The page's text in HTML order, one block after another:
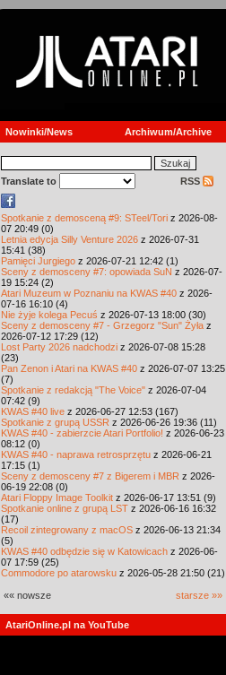
Nowinki/News Archiwum/Archive
Translate to RSS
Spotkanie z demosceną #9: STeel/Tori z 2026-08-
07 20:49 (0)
Letnia edycja Silly Venture 2026 z 2026-07-31
15:41 (38)
Pamięci Jurgiego z 2026-07-21 12:42 (1)
Sceny z demosceny #7: opowiada SuN z 2026-07-
19 15:24 (2)
Atari Muzeum w Poznaniu na KWAS #40 z 2026-
07-16 16:10 (4)
Nie żyje kolega Pecuś z 2026-07-13 18:00 (30)
Sceny z demosceny #7 - Grzegorz "Sun" Żyła z
2026-07-12 17:29 (12)
Lost Party 2026 nadchodzi z 2026-07-08 15:28
(23)
Pan Zenon i Atari na KWAS #40 z 2026-07-07 13:25
(7)
Spotkanie z redakcją "The Voice" z 2026-07-04
07:42 (9)
KWAS #40 live z 2026-06-27 12:53 (167)
Spotkanie z grupą USSR z 2026-06-26 19:36 (11)
KWAS #40 - zabierzcie Atari Portfolio! z 2026-06-23
08:12 (0)
KWAS #40 - naprawa retrosprzętu z 2026-06-21
17:15 (1)
Sceny z demosceny #7 z Bigerem i MBR z 2026-
06-19 22:08 (0)
Atari Floppy Image Toolkit z 2026-06-17 13:51 (9)
Spotkanie online z grupą LST z 2026-06-16 16:32
(17)
Recoil zintegrowany z macOS z 2026-06-13 21:34
(5)
KWAS #40 odbędzie się w Katowicach z 2026-06-
07 17:59 (25)
Commodore po atarowsku z 2026-05-28 21:50 (21)
«« nowsze starsze »»
AtariOnline.pl na YouTube